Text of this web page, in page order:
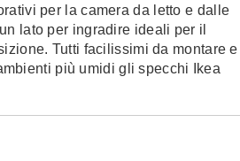
per la camera da letto e dalle
lato per ingradire ideali per il
Tutti facilissimi da montare e
più umidi gli specchi Ikea